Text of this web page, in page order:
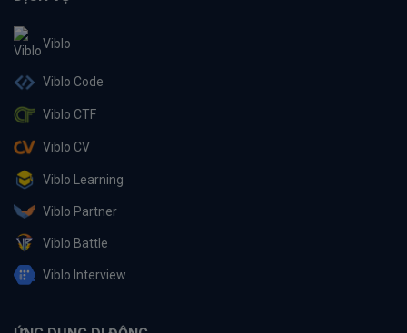
Viblo
Viblo Code
Viblo CTF
Viblo CV
Viblo Learning
Viblo Partner
Viblo Battle
Viblo Interview